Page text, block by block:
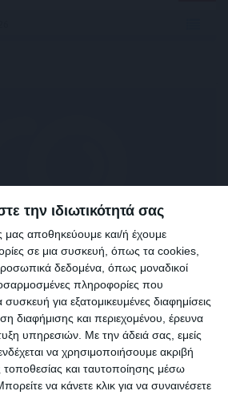
την ιδιωτικότητά σας
μας αποθηκεύουμε και/ή έχουμε
σε μια συσκευή, όπως τα cookies,
δεδομένα, όπως μοναδικοί
πληροφορίες που
για εξατομικευμένες διαφημίσεις
διαφήμισης και περιεχομένου, έρευνα
υπηρεσιών. Με την άδειά σας, εμείς
να χρησιμοποιήσουμε ακριβή
και ταυτοποίησης μέσω
να κάνετε κλικ για να συναινέσετε
45χλμ, αγοράστηκε πριν 2
απόδειξη και την εγγύησή του. Τιμή